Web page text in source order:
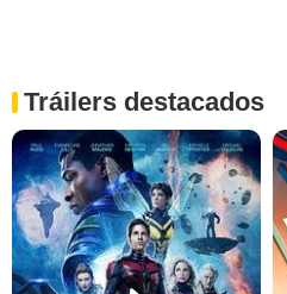
Tráilers destacados